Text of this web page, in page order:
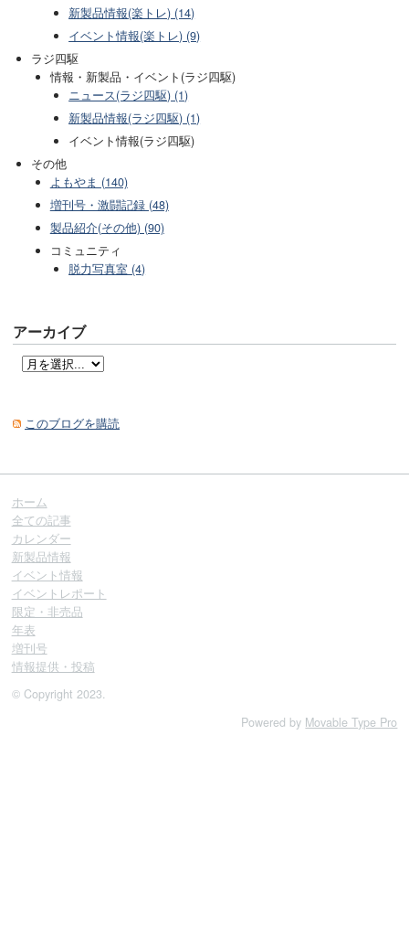
新製品情報(楽トレ) (14)
イベント情報(楽トレ) (9)
ラジ四駆
情報・新製品・イベント(ラジ四駆)
ニュース(ラジ四駆) (1)
新製品情報(ラジ四駆) (1)
イベント情報(ラジ四駆)
その他
よもやま (140)
増刊号・激闘記録 (48)
製品紹介(その他) (90)
コミュニティ
脱力写真室 (4)
アーカイブ
このブログを購読
ホーム
全ての記事
カレンダー
新製品情報
イベント情報
イベントレポート
限定・非売品
年表
増刊号
情報提供・投稿
© Copyright 2023.
Powered by Movable Type Pro